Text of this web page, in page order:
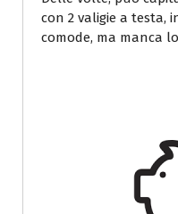
con 2 valigie a testa,
comode, ma manca